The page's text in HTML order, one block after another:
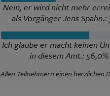
Nein, er wird nicht mehr
als Vorgänger Jens Spahn.:
Ich glaube er macht keinen
in diesem Amt.:
Allen Teilnehmern einen herzlichen